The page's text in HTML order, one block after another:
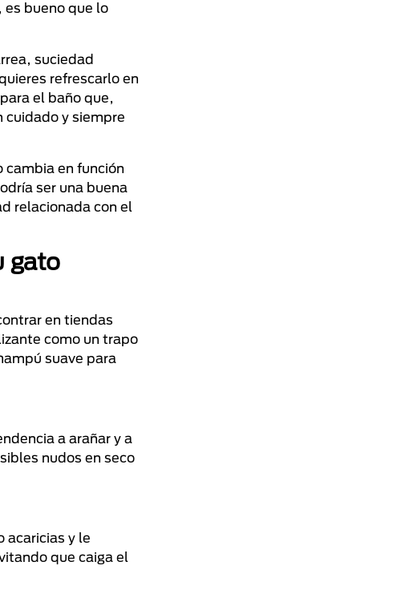
es bueno que lo
suciedad
refrescarlo en
el baño que,
cuidado y siempre
cambia en función
ser una buena
relacionada con el
gato
en tiendas
como un trapo
suave para
a arañar y a
nudos en seco
acaricias y le
que caiga el